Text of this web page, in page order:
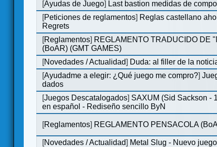
[Ayudas de Juego] Last bastion medidas de
[Peticiones de reglamentos] Reglas castellano
Regrets
[Reglamentos] REGLAMENTO TRADUCIDO DE
(BoAR) (GMT GAMES)
[Novedades / Actualidad] Duda: al filler de la
[Ayudadme a elegir: ¿Qué juego me compro?]
dados
[Juegos Descatalogados] SAXUM (Sid Sackson -
en español - Rediseño sencillo ByN
[Reglamentos] REGLAMENTO PENSACOLA
[Novedades / Actualidad] Metal Slug - Nuevo